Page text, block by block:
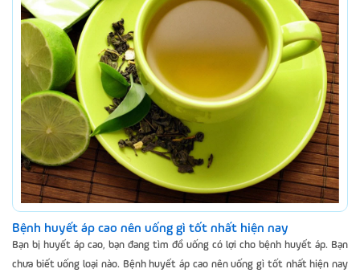
Bệnh huyết áp cao nên uống gì tốt nhất hiện nay
Bạn bị huyết áp cao, bạn đang tìm đồ uống có lợi cho bệnh huyết áp. Bạn
chưa biết uống loại nào. Bệnh huyết áp cao nên uống gì tốt nhất hiện nay